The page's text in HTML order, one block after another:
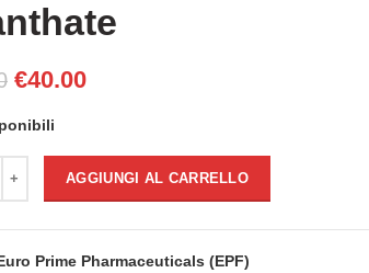
Il
originale
era:
€50.00.
€40.00Il
è:
€40.00.
AGGIUNGI AL CARRELLO
Prime Pharmaceuticals (EPF)